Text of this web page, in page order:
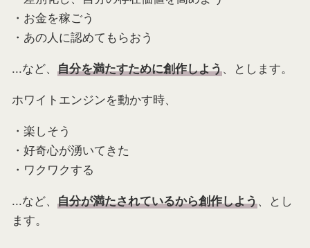
・お金を稼ごう
・あの人に認めてもらおう
...など、 自分を満たすために創作しよう、とします。
ホワイトエンジンを動かす時、
・楽しそう
・好奇心が湧いてきた
・ワクワクする
...など、 自分が満たされているから創作しよう、とし
ます。